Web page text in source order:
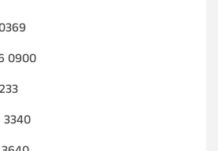
0900
3340